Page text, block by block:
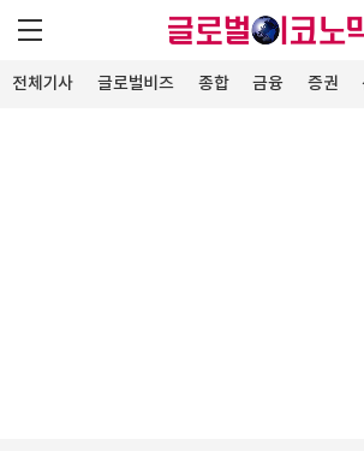
전체기사 글로벌비즈 종합 금융 증권